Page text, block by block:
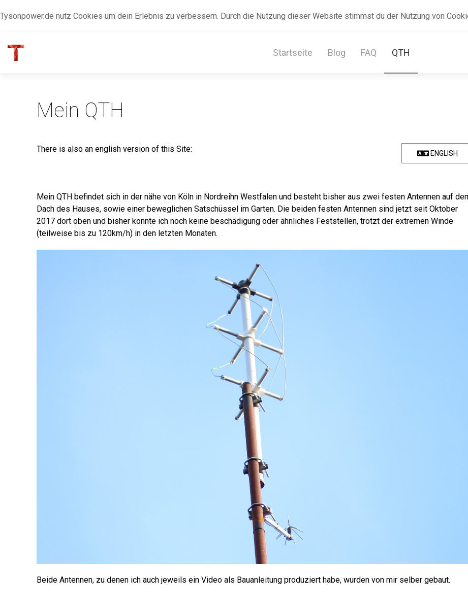
Tysonpower.de nutz Cookies um dein Erlebnis zu verbessern. Durch die Nutzung dieser Website stimmst du der Nutzung von
Startseite Blog FAQ QTH
Mein QTH
There is also an english version of this Site: ENGLISH
Mein QTH befindet sich in der nähe von Köln in Nordreihn Westfalen und besteht bisher aus zwei festen Antennen auf
Dach des Hauses, sowie einer beweglichen Satschüssel im Garten. Die beiden festen Antennen sind jetzt seit Oktober
2017 dort oben und bisher konnte ich noch keine beschädigung oder ähnliches Feststellen, trotzt der extremen Winde
(teilweise bis zu 120km/h) in den letzten Monaten.
Beide Antennen, zu denen ich auch jeweils ein Video als Bauanleitung produziert habe, wurden von mir selber gebaut.